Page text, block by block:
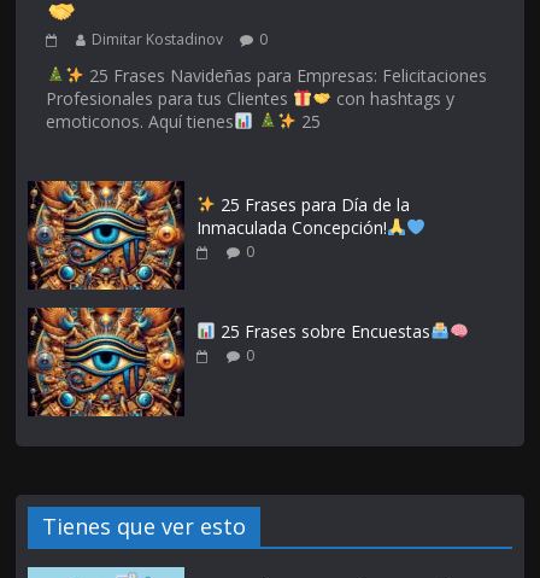
Dimitar Kostadinov 0
25 Frases Navideñas para Empresas: Felicitaciones
Profesionales para tus Clientes
con hashtags y
emoticonos. Aquí tienes
25
25 Frases para Día de la
Inmaculada Concepción!
0
25 Frases sobre Encuestas
0
Tienes que ver esto